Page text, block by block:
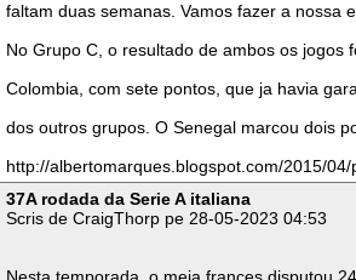
faltam duas semanas. Vamos fazer a nossa
No Grupo C, o resultado de ambos os
Colombia, com sete pontos, que ja havia
dos outros grupos. O Senegal marcou dois
http://albertomarques.blogspot.com/2015/
37A rodada da Serie A italiana
Scris de CraigThorp pe 28-05-2023 04:53